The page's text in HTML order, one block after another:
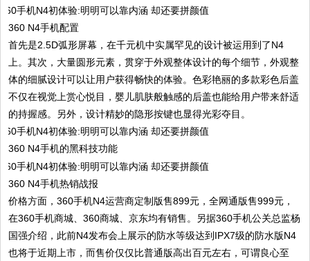
360 N4手机配置
首先是2.5D弧形屏幕，在千元机中实属罕见的设计被运用到了N4
上。其次，大量圆形元素，贯穿于外观整体设计的每个细节，外观整
体的细腻设计可以让用户获得畅快的体验。色彩艳丽的多款彩色后盖
不仅在视觉上赏心悦目，婴儿肌肤般触感的后盖也能给用户带来舒适
的持握感。另外，设计精妙的隐形按键也显得光彩夺目。
360 N4手机的黑科技功能
360 N4手机热销战报
价格方面，360手机N4运营商定制版售899元，全网通版售999元，
在360手机商城、360商城、京东均有销售。另据360手机公关总监杨
国强介绍，此前N4发布会上展示的防水等级达到IPX7级的防水版N4
也将于近期上市，而售价仅仅比普通版高出百元左右，可谓良心至